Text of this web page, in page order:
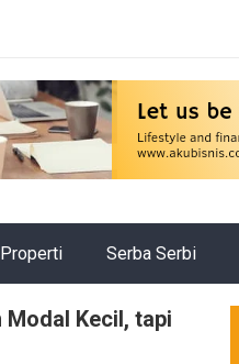
Properti Serba Serbi
Modal Kecil, tapi